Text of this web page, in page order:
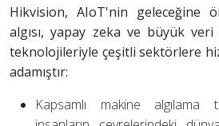
Hikvision, AIoT'nin geleceğine
algısı, yapay zeka ve büyük
teknolojileriyle çeşitli sektörlere
adamıştır:
Kapsamlı makine algılama